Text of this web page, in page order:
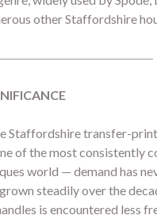
other Staffordshire
Staffordshire transfer-
of the most consistently
world — demand has
steadily over the
is encountered less